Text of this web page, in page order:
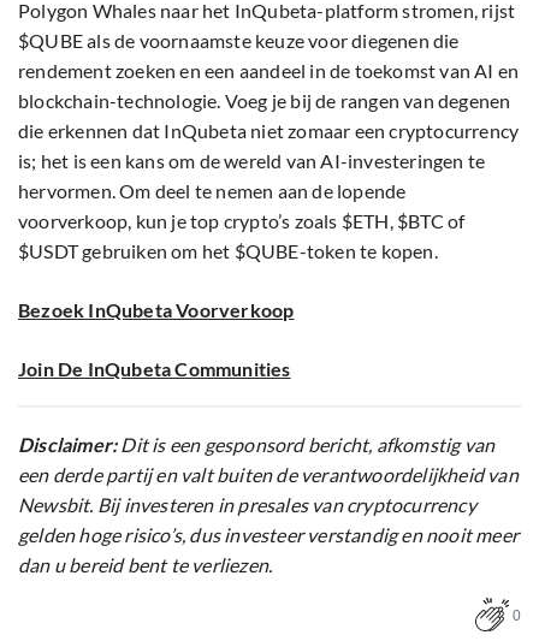
Polygon Whales naar het InQubeta-platform stromen, rijst
$QUBE als de voornaamste keuze voor diegenen die
rendement zoeken en een aandeel in de toekomst van AI en
blockchain-technologie. Voeg je bij de rangen van degenen
die erkennen dat InQubeta niet zomaar een cryptocurrency
is; het is een kans om de wereld van AI-investeringen te
hervormen. Om deel te nemen aan de lopende
voorverkoop, kun je top crypto’s zoals $ETH, $BTC of
$USDT gebruiken om het $QUBE-token te kopen.
Bezoek InQubeta Voorverkoop
Join De InQubeta Communities
Disclaimer:Dit is een gesponsord bericht, afkomstig van
een derde partij en valt buiten de verantwoordelijkheid van
Newsbit. Bij investeren in presales van cryptocurrency
gelden hoge risico’s, dus investeer verstandig en nooit meer
dan u bereid bent te verliezen.
0